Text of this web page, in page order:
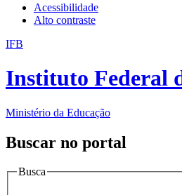
Acessibilidade
Alto contraste
IFB
Instituto Federal
Ministério da Educação
Buscar no portal
Busca